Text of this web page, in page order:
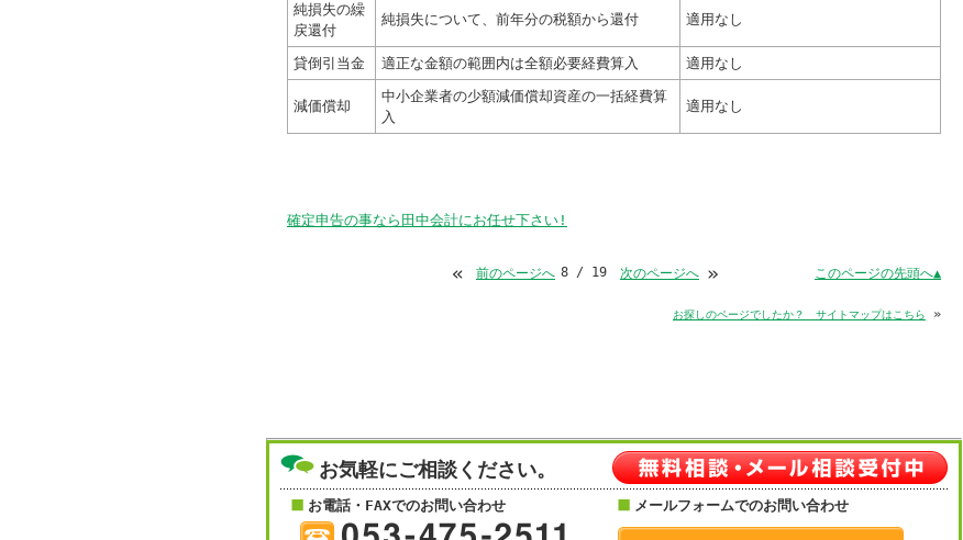
純損失の繰
戻還付
純損失について、前年分の税額から還付 適用なし
貸倒引当金 適正な金額の範囲内は全額必要経費算入 適用なし
減価償却
中小企業者の少額減価償却資産の一括経費算
入
適用なし
確定申告の事なら田中会計にお任せ下さい!
« 前のページへ 8 / 19 次のページへ » このページの先頭へ▲
お探しのページでしたか？ サイトマップはこちら »
お気軽にご相談ください。
お電話・FAXでのお問い合わせ メールフォームでのお問い合わせ